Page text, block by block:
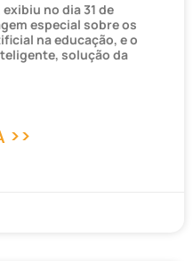
no dia 31 de
especial sobre os
na educação, e o
solução da
>>